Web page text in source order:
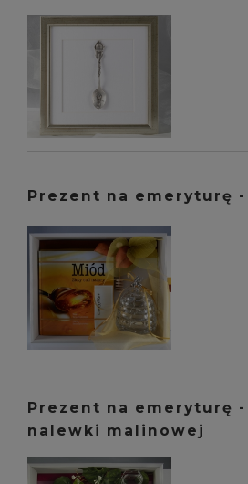
Prezent na emeryturę
Prezent na emeryturę
nalewki malinowej